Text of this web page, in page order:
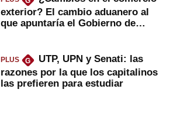
exterior? El cambio aduanero al
que apuntaría el Gobierno de
PLUS G
UTP, UPN y Senati: las
razones por la que los capitalinos
las prefieren para estudiar